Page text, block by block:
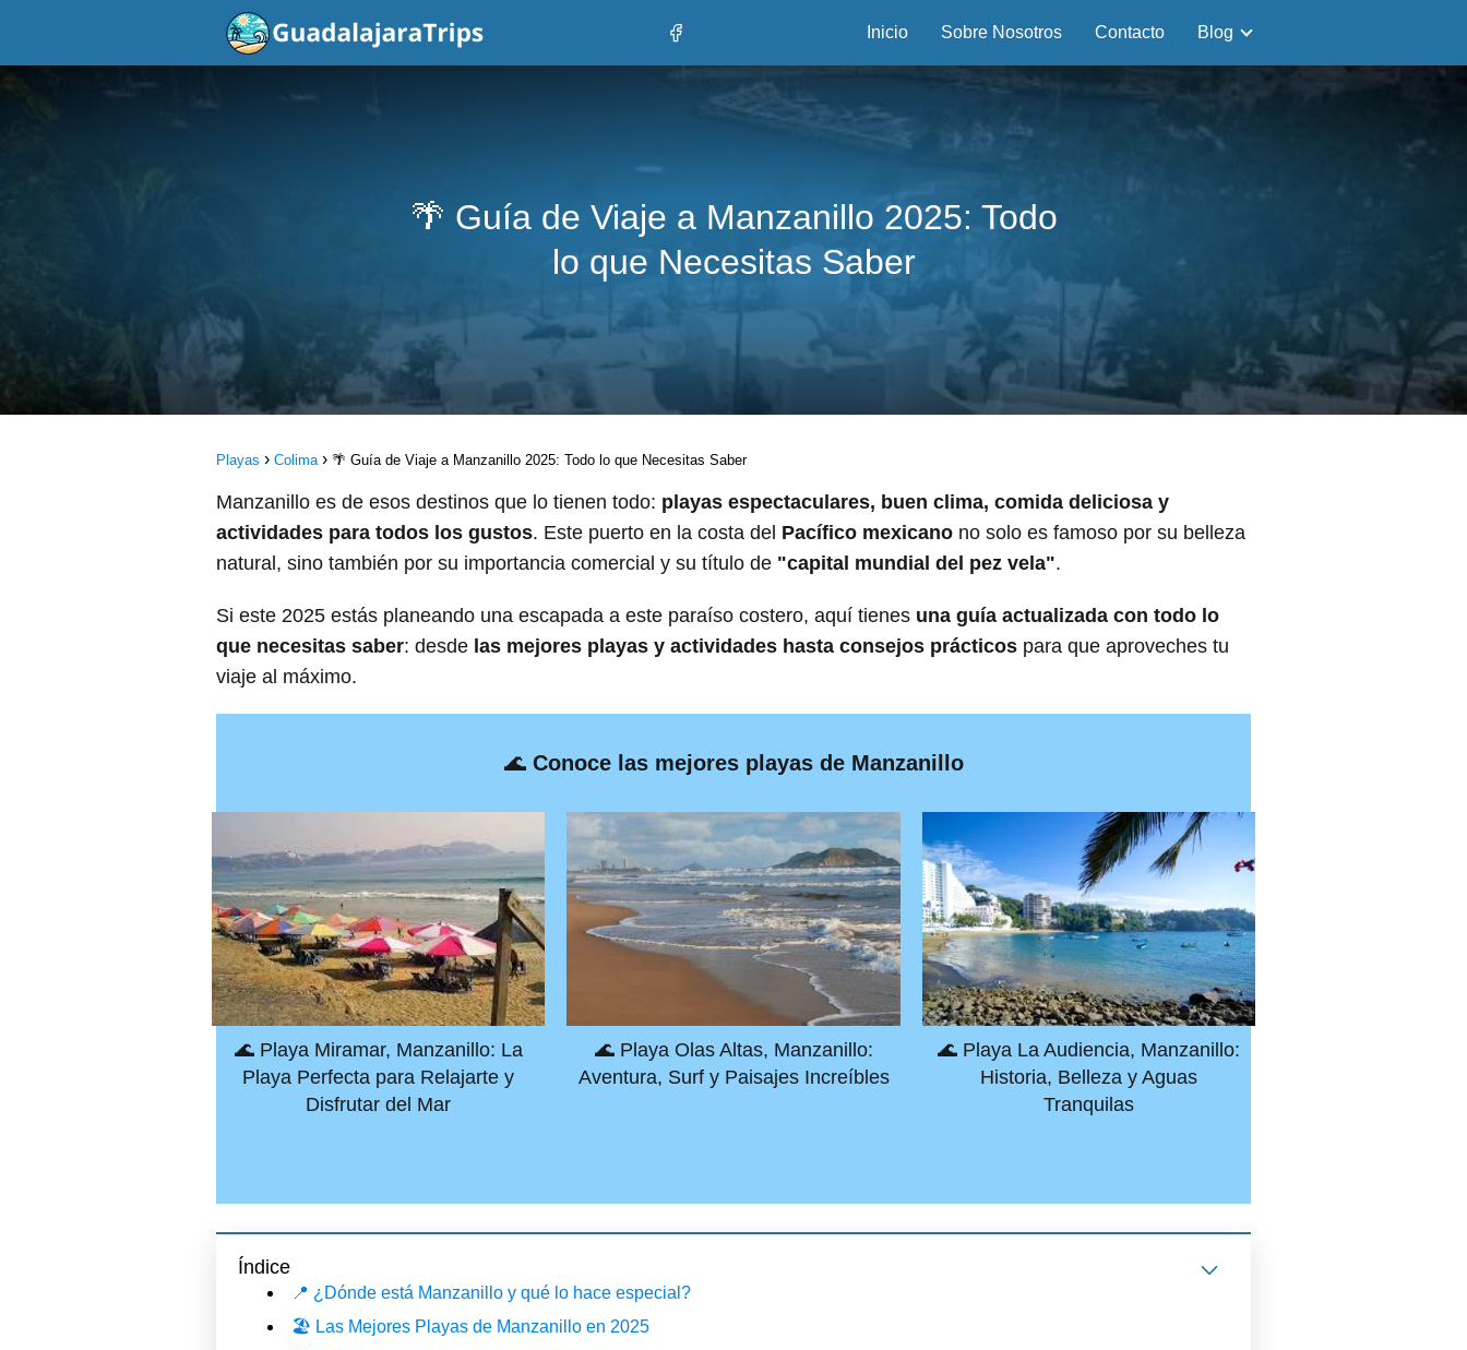
Inicio Sobre Nosotros Contacto Blog
🌴 Guía de Viaje a Manzanillo 2025: Todo
lo que Necesitas Saber
Playas Colima 🌴 Guía de Viaje a Manzanillo 2025: Todo lo que Necesitas Saber
Manzanillo es de esos destinos que lo tienen todo: playas espectaculares, buen clima, comida deliciosa y
actividades para todos los gustos. Este puerto en la costa del Pacífico mexicano no solo es famoso por su belleza
natural, sino también por su importancia comercial y su título de "capital mundial del pez vela".
Si este 2025 estás planeando una escapada a este paraíso costero, aquí tienes una guía actualizada con todo lo
que necesitas saber: desde las mejores playas y actividades hasta consejos prácticos para que aproveches tu
viaje al máximo.
🌊 Conoce las mejores playas de Manzanillo
🌊 Playa Miramar, Manzanillo: La
Playa Perfecta para Relajarte y
Disfrutar del Mar
🌊 Playa Olas Altas, Manzanillo:
Aventura, Surf y Paisajes Increíbles
🌊 Playa La Audiencia, Manzanillo:
Historia, Belleza y Aguas
Tranquilas
Índice
📍 ¿Dónde está Manzanillo y qué lo hace especial?
🏖️ Las Mejores Playas de Manzanillo en 2025